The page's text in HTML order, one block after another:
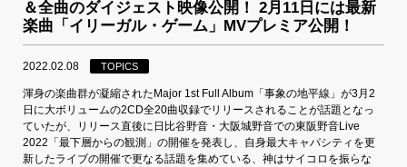
＆全曲のダイジェスト映像公開！ 2月11日には最新
楽曲「イリーガル・ゲーム」MVプレミア公開！
2022.02.08 TOPICS
渾身の楽曲群が凝縮されたMajor 1st Full Album「事象の地平線」が3月2
日に大ボリュームの2CD全20曲収録でリリースされることが話題となっ
ていたが、リリース直後に日比谷野音・大阪城野音での東阪野音Live
2022「最下層からの観測」の開催を発表し、自身最大キャパシティを更
新したライブの開催で更なる話題を集めている、神はサイコロを振らな